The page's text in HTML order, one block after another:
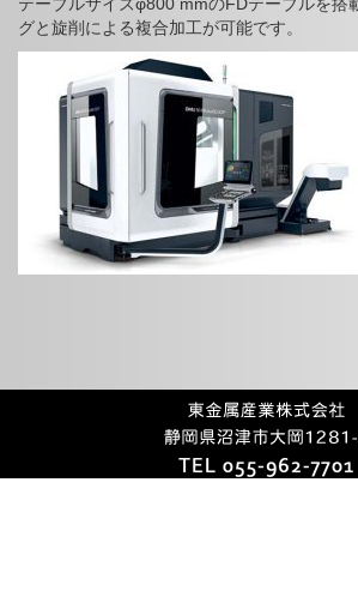
テーブルサイズφ800 mmのFDテーブルを搭
グと旋削による複合加工が可能です。